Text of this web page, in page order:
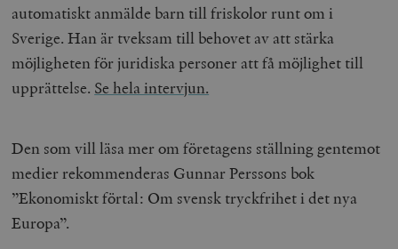
automatiskt anmälde barn till friskolor runt om i
Sverige. Han är tveksam till behovet av att stärka
möjligheten för juridiska personer att få möjlighet till
upprättelse. Se hela intervjun.
Den som vill läsa mer om företagens ställning gentemot
medier rekommenderas Gunnar Perssons bok
”Ekonomiskt förtal: Om svensk tryckfrihet i det nya
Europa”.